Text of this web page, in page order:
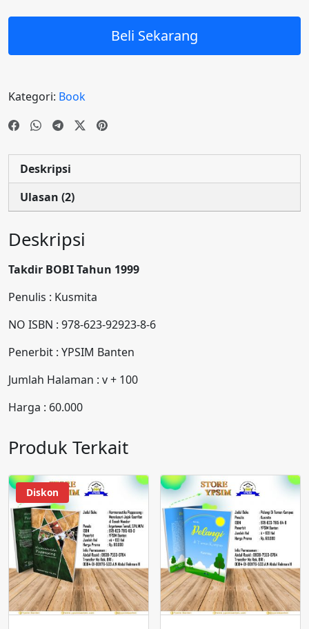
an
Beli Sekarang
Kategori: Book
Deskripsi
Ulasan (2)
Deskripsi
Takdir BOBI Tahun 1999
Penulis : Kusmita
NO ISBN : 978-623-92923-8-6
Penerbit : YPSIM Banten
Jumlah Halaman : v + 100
Harga : 60.000
Produk Terkait
Diskon